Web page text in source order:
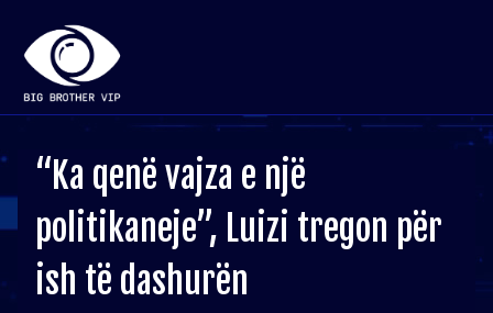
“Ka qenë vajza e një
politikaneje”, Luizi tregon për
ish të dashurën